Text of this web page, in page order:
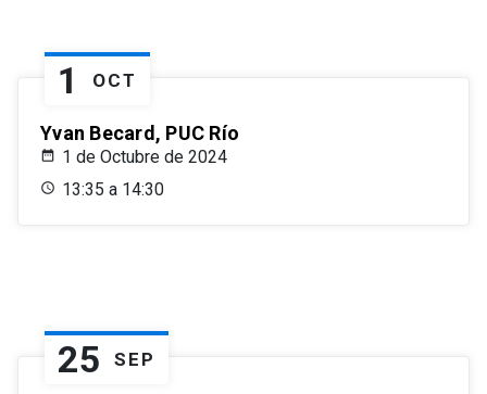
1 OCT
Yvan Becard, PUC Río
1 de Octubre de 2024
13:35 a 14:30
25 SEP